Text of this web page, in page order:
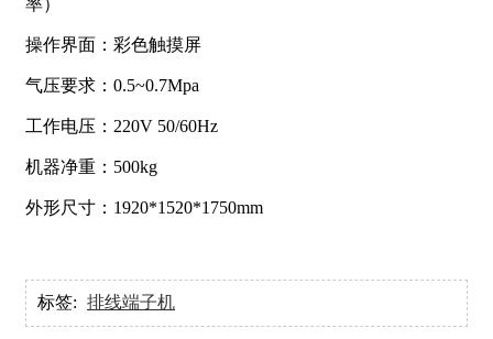
操作界面：彩色触摸屏
气压要求：0.5~0.7Mpa
工作电压：220V 50/60Hz
机器净重：500kg
外形尺寸：1920*1520*1750mm
标签: 排线端子机